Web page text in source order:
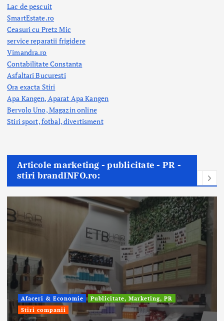
Lac de pescuit
SmartEstate.ro
Ceasuri cu Pretz Mic
service reparatii frigidere
Vimandra.ro
Contabilitate Constanta
Asfaltari Bucuresti
Ora exacta Stiri
Apa Kangen, Aparat Apa Kangen
Bervolo Uno, Magazin online
Stiri sport, fotbal,divertisment
Articole marketing - publicitate - PR -
stiri brandINFO.ro:
Afaceri & Economie
Publicitate, Marketing, PR
Stiri companii